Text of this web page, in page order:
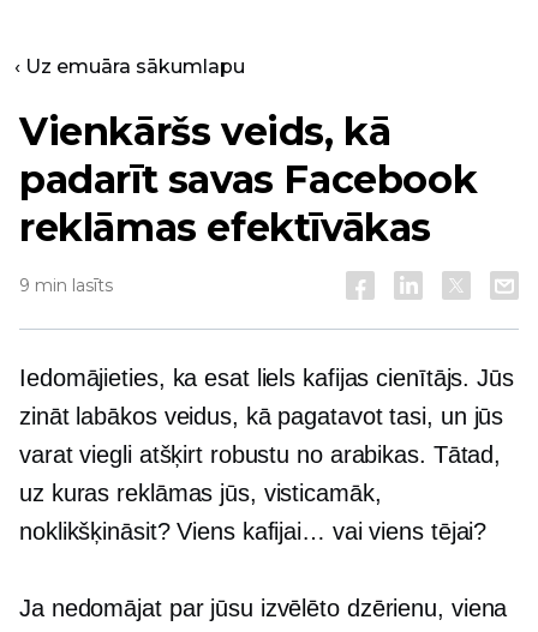
‹ Uz emuāra sākumlapu
Vienkāršs veids, kā
padarīt savas Facebook
reklāmas efektīvākas
9 min lasīts
Iedomājieties, ka esat liels kafijas cienītājs. Jūs
zināt labākos veidus, kā pagatavot tasi, un jūs
varat viegli atšķirt robustu no arabikas. Tātad,
uz kuras reklāmas jūs, visticamāk,
noklikšķināsit? Viens kafijai… vai viens tējai?
Ja nedomājat par jūsu izvēlēto dzērienu, viena